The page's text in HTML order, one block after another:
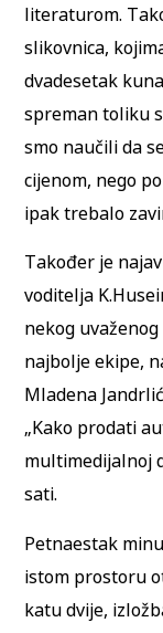
literaturom.
slikovnica,
dvadesetak
spreman toliku
smo naučili da
cijenom, nego
ipak trebalo
Također je
voditelja
nekog
najbolje ekipe,
Mladena
„Kako prodati
multimedijalnoj
sati.
Petnaestak
istom prostoru
katu dvije,